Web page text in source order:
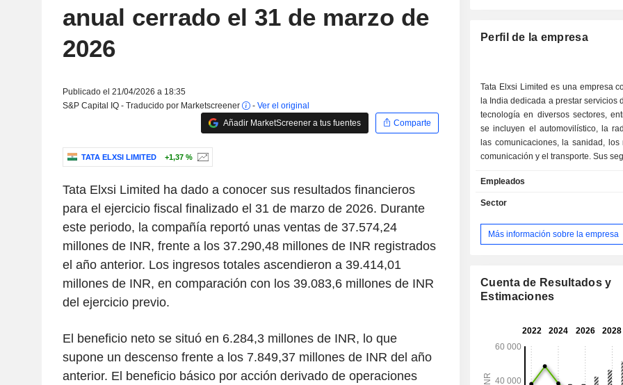
anual cerrado el 31 de marzo de
2026
Publicado el 21/04/2026 a 18:35
S&P Capital IQ - Traducido por Marketscreener
- Ver el original
Añadir MarketScreener a tus fuentes
Comparte
TATA ELXSI LIMITED +1,37 %
Tata Elxsi Limited ha dado a conocer sus resultados financieros
para el ejercicio fiscal finalizado el 31 de marzo de 2026. Durante
este periodo, la compañía reportó unas ventas de 37.574,24
millones de INR, frente a los 37.290,48 millones de INR registrados
el año anterior. Los ingresos totales ascendieron a 39.414,01
millones de INR, en comparación con los 39.083,6 millones de INR
del ejercicio previo.
El beneficio neto se situó en 6.284,3 millones de INR, lo que
supone un descenso frente a los 7.849,37 millones de INR del año
anterior. El beneficio básico por acción derivado de operaciones
Perfil de la empresa
Tata Elxsi Limited es una empresa
la India dedicada a prestar servicios
tecnología en diversos sectores,
se incluyen el automovilístico, la
las comunicaciones, la sanidad, los
comunicación y el transporte. Sus
software (SDS) y la integración y el
sistemas (SIS). El segmento
el lanzamiento al mercado, en los
transporte, la sanidad y las ciencias
de ingeniería que abarcan los
automoción, el aeroespacial, los
sistemas completos para
especializadas. Esto incluye
experiencia, módulos de formación y
Empleados
Sector
Más información sobre la empresa
Cuenta de Resultados y
Estimaciones